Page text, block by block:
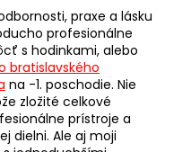
praxe a lásku
profesionálne
s hodinkami, alebo
bratislavského
na -1. poschodie. Nie
zložité celkové
prístroje a
dielni. Ale aj moji